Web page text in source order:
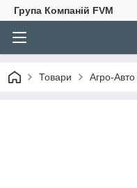
Група Компаній FVM
Товари Агро-Авто